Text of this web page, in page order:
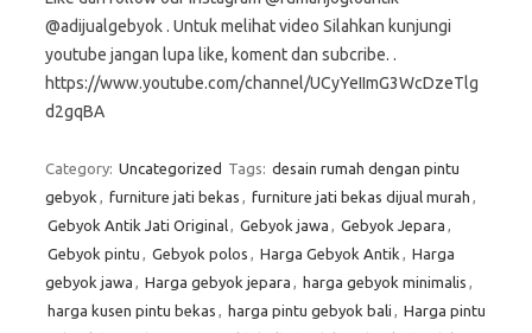
@adijualgebyok . Untuk melihat video Silahkan kunjungi
youtube jangan lupa like, koment dan subcribe. .
https://www.youtube.com/channel/UCyYeIImG3WcDzeTlg
d2gqBA
Category: Uncategorized Tags: desain rumah dengan pintu
gebyok , furniture jati bekas , furniture jati bekas dijual murah ,
Gebyok Antik Jati Original, Gebyok jawa , Gebyok Jepara ,
Gebyok pintu , Gebyok polos , Harga Gebyok Antik , Harga
gebyok jawa , Harga gebyok jepara , harga gebyok minimalis ,
harga kusen pintu bekas , harga pintu gebyok bali , Harga pintu